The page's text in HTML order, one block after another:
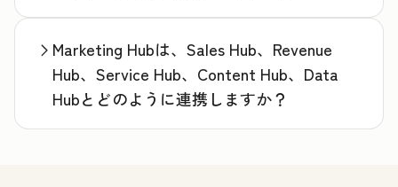
Marketing Hubは、Sales Hub、Revenue
Hub、Service Hub、Content Hub、Data
Hubとどのように連携しますか？